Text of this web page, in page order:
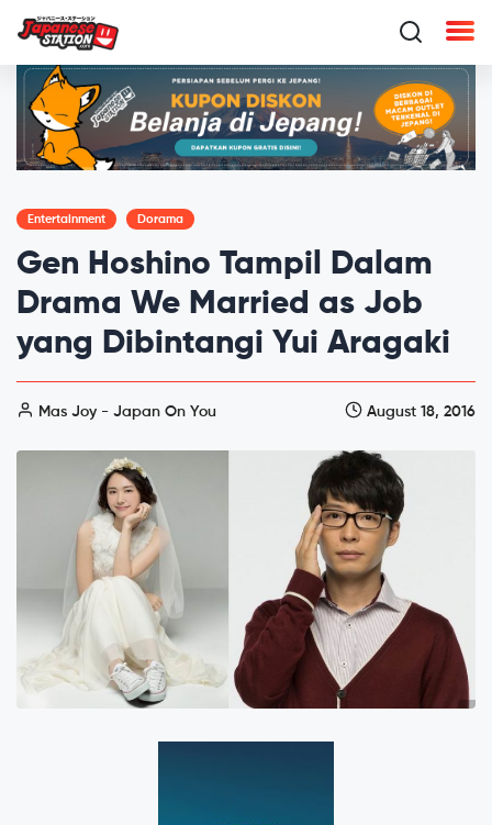
Entertainment Dorama
Gen Hoshino Tampil Dalam
Drama We Married as Job
yang Dibintangi Yui Aragaki
Mas Joy - Japan On You August 18, 2016